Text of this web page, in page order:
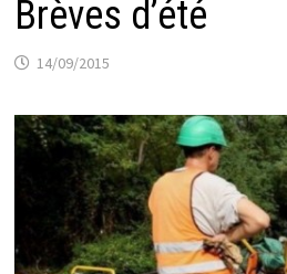
Brèves d’été
14/09/2015